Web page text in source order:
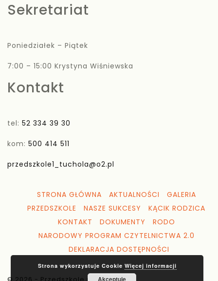
Sekretariat
Poniedziałek – Piątek
7:00 – 15:00 Krystyna Wiśniewska
Kontakt
tel: 52 334 39 30
kom: 500 414 511
przedszkole1_tuchola@o2.pl
STRONA GŁÓWNA AKTUALNOŚCI
GALERIA
PRZEDSZKOLE
NASZE SUKCESY
KĄCIK RODZICA
KONTAKT
DOKUMENTY
RODO
NARODOWY PROGRAM CZYTELNICTWA 2.0
DEKLARACJA DOSTĘPNOŚCI
Strona wykorzystuje Cookie Więcej informacji
Akceptuję